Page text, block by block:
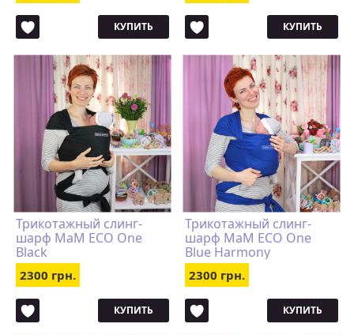
КУПИТЬ КУПИТЬ
Трикотажный слинг-
шарф MaM ECO One
Black
2300 грн.
КУПИТЬ
Трикотажный слинг-
шарф MaM ECO One
Blue Harmony
2300 грн.
КУПИТЬ